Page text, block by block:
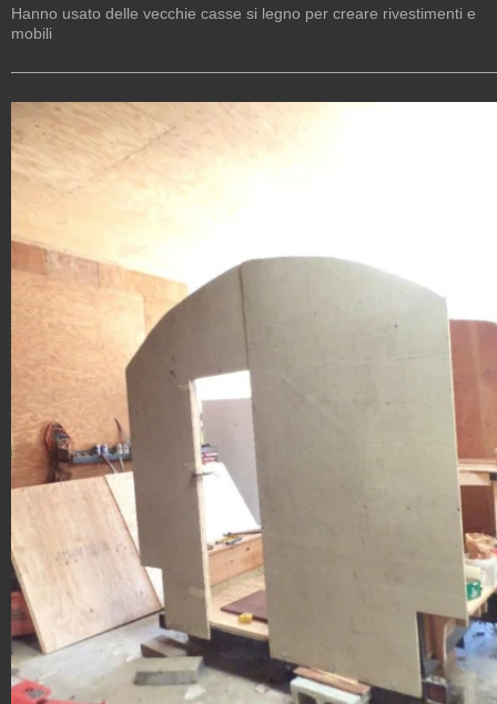
Hanno usato delle vecchie casse si legno per creare rivestimenti e
mobili